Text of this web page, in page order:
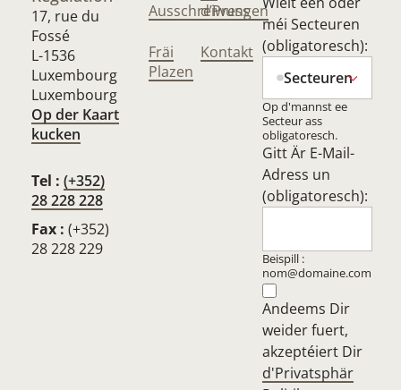
17, rue du
Fossé
L-1536
Luxembourg
Luxembourg
Op der Kaart
kucken
Tel : (+352)
28 228 228
Fax : (+352)
28 228 229
Ausschreiwungen
Fräi
Plazen
d’Press
Kontakt
méi Secteuren
(obligatoresch):
Secteuren
Op d'mannst ee
Secteur ass
obligatoresch.
Gitt Är E-Mail-
Adress un
(obligatoresch):
Beispill :
nom@domaine.com
Andeems Dir
weider fuert,
akzeptéiert Dir
d'Privatsphär